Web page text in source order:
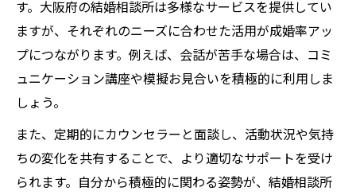
す。大阪府の結婚相談所は多様なサービスを提供してい
ますが、それぞれのニーズに合わせた活用が成婚率アッ
プにつながります。例えば、会話が苦手な場合は、コミ
ュニケーション講座や模擬お見合いを積極的に利用しま
しょう。
また、定期的にカウンセラーと面談し、活動状況や気持
ちの変化を共有することで、より適切なサポートを受け
られます。自分から積極的に関わる姿勢が、結婚相談所